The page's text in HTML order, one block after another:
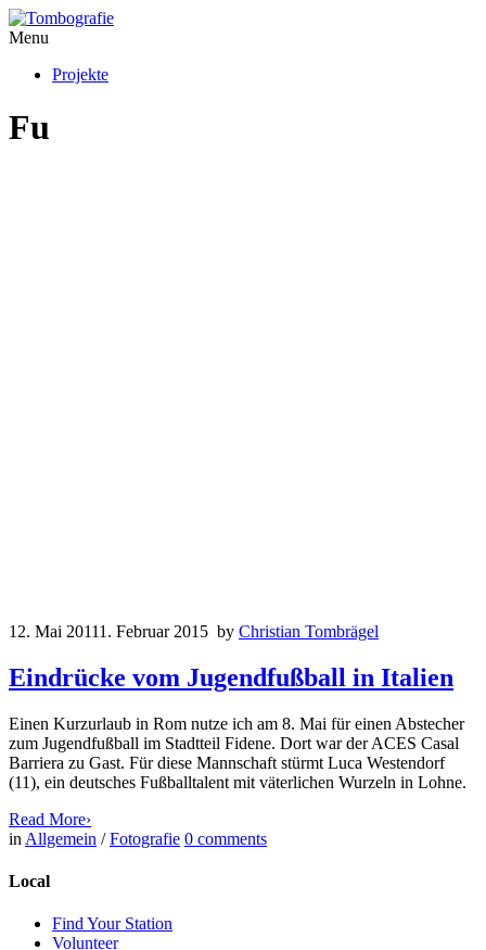
Menu
Projekte
Fu
12. Mai 20111. Februar 2015 by Christian Tombrägel
Eindrücke vom Jugendfußball in Italien
Einen Kurzurlaub in Rom nutze ich am 8. Mai für einen Abstecher
zum Jugendfußball im Stadtteil Fidene. Dort war der ACES Casal
Barriera zu Gast. Für diese Mannschaft stürmt Luca Westendorf
(11), ein deutsches Fußballtalent mit väterlichen Wurzeln in Lohne.
Read More›
in Allgemein /Fotografie 0 comments
Local
Find Your Station
Volunteer